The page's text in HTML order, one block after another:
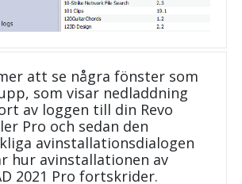
att se några fönster som
som visar nedladdning
av loggen till din Revo
Pro och sedan den
avinstallationsdialogen
hur avinstallationen av
2021 Pro fortskrider.